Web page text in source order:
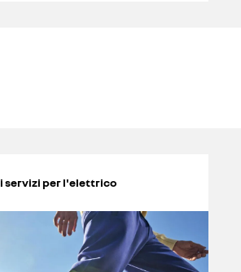
servizi per l'elettrico